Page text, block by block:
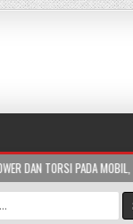
PAHAMI FUNGSI DAN CARA